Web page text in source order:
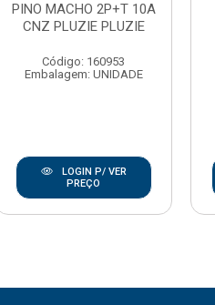
PINO MACHO 2P+T 10A
CNZ PLUZIE PLUZIE
Código: 160953
Embalagem: UNIDADE
LOGIN P/ VER
PREÇO